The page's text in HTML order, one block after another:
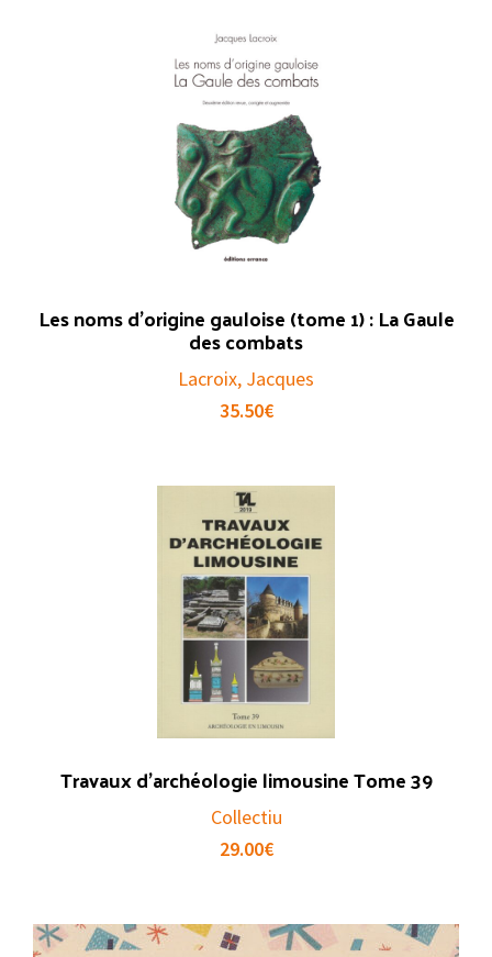
Les noms d’origine gauloise (tome 1) : La Gaule
des combats
Lacroix, Jacques
35.50€
Travaux d’archéologie limousine Tome 39
Collectiu
29.00€